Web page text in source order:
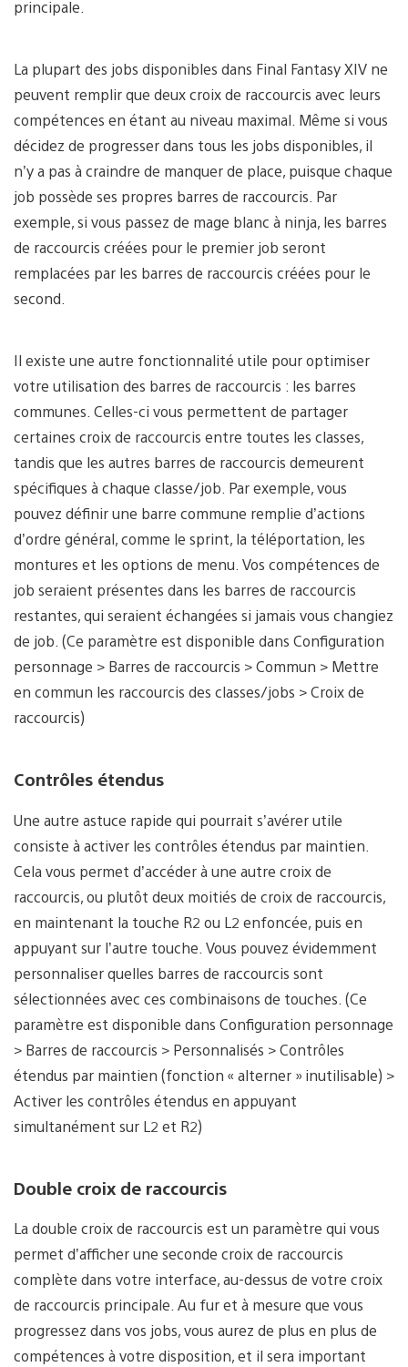
principale.
La plupart des jobs disponibles dans Final Fantasy XIV ne
peuvent remplir que deux croix de raccourcis avec leurs
compétences en étant au niveau maximal. Même si vous
décidez de progresser dans tous les jobs disponibles, il
n’y a pas à craindre de manquer de place, puisque chaque
job possède ses propres barres de raccourcis. Par
exemple, si vous passez de mage blanc à ninja, les barres
de raccourcis créées pour le premier job seront
remplacées par les barres de raccourcis créées pour le
second.
Il existe une autre fonctionnalité utile pour optimiser
votre utilisation des barres de raccourcis : les barres
communes. Celles-ci vous permettent de partager
certaines croix de raccourcis entre toutes les classes,
tandis que les autres barres de raccourcis demeurent
spécifiques à chaque classe/job. Par exemple, vous
pouvez définir une barre commune remplie d’actions
d’ordre général, comme le sprint, la téléportation, les
montures et les options de menu. Vos compétences de
job seraient présentes dans les barres de raccourcis
restantes, qui seraient échangées si jamais vous changiez
de job. (Ce paramètre est disponible dans Configuration
personnage > Barres de raccourcis > Commun > Mettre
en commun les raccourcis des classes/jobs > Croix de
raccourcis)
Contrôles étendus
Une autre astuce rapide qui pourrait s’avérer utile
consiste à activer les contrôles étendus par maintien.
Cela vous permet d’accéder à une autre croix de
raccourcis, ou plutôt deux moitiés de croix de raccourcis,
en maintenant la touche R2 ou L2 enfoncée, puis en
appuyant sur l’autre touche. Vous pouvez évidemment
personnaliser quelles barres de raccourcis sont
sélectionnées avec ces combinaisons de touches. (Ce
paramètre est disponible dans Configuration personnage
> Barres de raccourcis > Personnalisés > Contrôles
étendus par maintien (fonction « alterner » inutilisable) >
Activer les contrôles étendus en appuyant
simultanément sur L2 et R2)
Double croix de raccourcis
La double croix de raccourcis est un paramètre qui vous
permet d’afficher une seconde croix de raccourcis
complète dans votre interface, au-dessus de votre croix
de raccourcis principale. Au fur et à mesure que vous
progressez dans vos jobs, vous aurez de plus en plus de
compétences à votre disposition, et il sera important